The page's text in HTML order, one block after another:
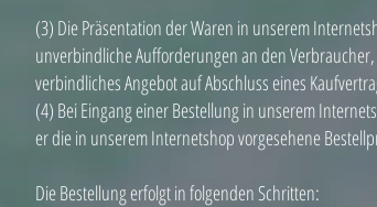
(3) Die Präsentation der Waren in unserem
unverbindliche Aufforderungen an den
verbindliches Angebot auf Abschluss eines
(4) Bei Eingang einer Bestellung in unserem
er die in unserem Internetshop vorgesehene
Die Bestellung erfolgt in folgenden Schritten: